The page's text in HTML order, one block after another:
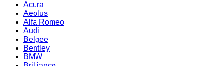
Acura
Aeolus
Alfa Romeo
Audi
Belgee
Bentley
BMW